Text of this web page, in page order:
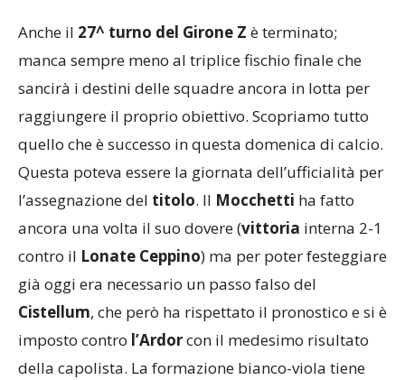
Anche il 27^ turno del Girone Z è terminato;
manca sempre meno al triplice fischio finale che
sancirà i destini delle squadre ancora in lotta per
raggiungere il proprio obiettivo. Scopriamo tutto
quello che è successo in questa domenica di calcio.
Questa poteva essere la giornata dell’ufficialità per
l’assegnazione del titolo. Il Mocchetti ha fatto
ancora una volta il suo dovere (vittoria interna 2-1
contro il Lonate Ceppino) ma per poter festeggiare
già oggi era necessario un passo falso del
Cistellum, che però ha rispettato il pronostico e si è
imposto contro l’Ardorcon il medesimo risultato
della capolista. La formazione bianco-viola tiene